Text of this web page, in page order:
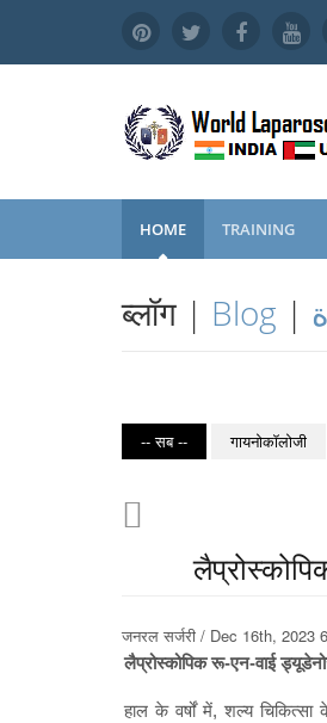
HOME TRAINING
ब्लॉग | Blog |
-- सब -- गायनोकॉलोजी
जनरल सर्जरी / Dec 16th,
लैप्रोस्कोपिक रू-एन-वाई
हाल के वर्षों में, शल्य